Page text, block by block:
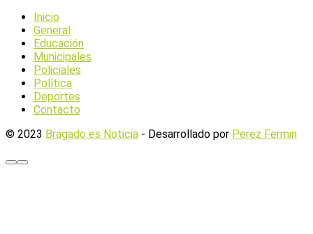
Inicio
General
Educación
Municipales
Policiales
Política
Deportes
Contacto
© 2023 Bragado es Noticia - Desarrollado por Perez Fermin